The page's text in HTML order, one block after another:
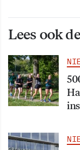
Lees ook